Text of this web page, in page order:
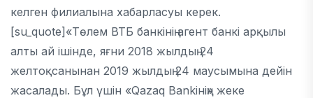
келген филиалына хабарласуы керек.
[su_quote]«Төлем ВТБ банкінің агент банкі арқылы
алты ай ішінде, яғни 2018 жылдың 24
желтоқсанынан 2019 жылдың 24 маусымына дейін
жасалады. Бұл үшін «Qazaq Bankiнің» жеке